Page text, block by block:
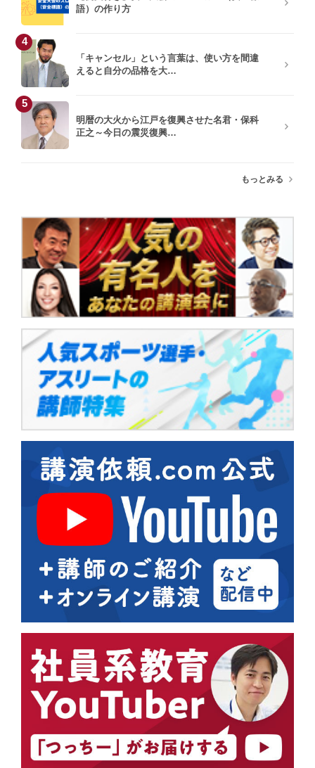
語）の作り方
4
「キャンセル」という言葉は、使い方を間違
えると自分の品格を大…
5
明暦の大火から江戸を復興させた名君・保科
正之～今日の震災復興…
もっとみる